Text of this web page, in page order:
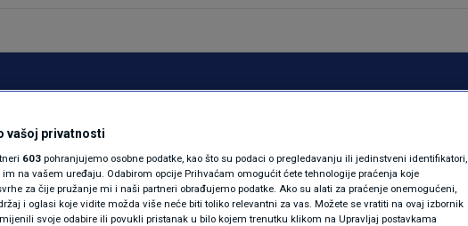
REGIJA
MAGAZIN
KOLUMNE
N1(DIS)INFO
pišu o
Kruže četiri
vašoj privatnosti
603 pohranjujemo osobne podatke, kao što su podaci o pregledavanju ili jedinstveni identifikatori,
na vašem uređaju. Odabirom opcije Prihvaćam omogućit ćete tehnologije praćenja koje
za čije pružanje mi i naši partneri obrađujemo podatke. Ako su alati za praćenje onemogućeni,
i oglasi koje vidite možda više neće biti toliko relevantni za vas. Možete se vratiti na ovaj izbornik
svoje odabire ili povukli pristanak u bilo kojem trenutku klikom na Upravljaj postavkama